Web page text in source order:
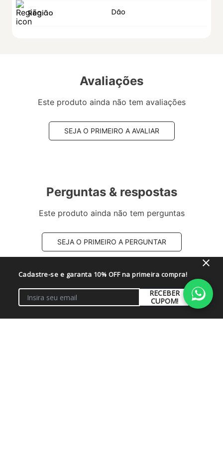
Região Dão
Avaliações
Este produto ainda não tem avaliações
SEJA O PRIMEIRO A AVALIAR
Perguntas & respostas
Este produto ainda não tem perguntas
SEJA O PRIMEIRO A PERGUNTAR
Cadastre-se e garanta 10% OFF na primeira compra!
RECEBER
CUPOM!